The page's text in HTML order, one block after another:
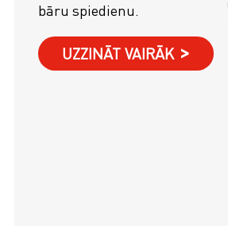
bāru spiedienu.
UZZINĀT VAIRĀK